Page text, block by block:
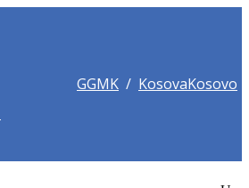
GGMK / KosovaKosovo